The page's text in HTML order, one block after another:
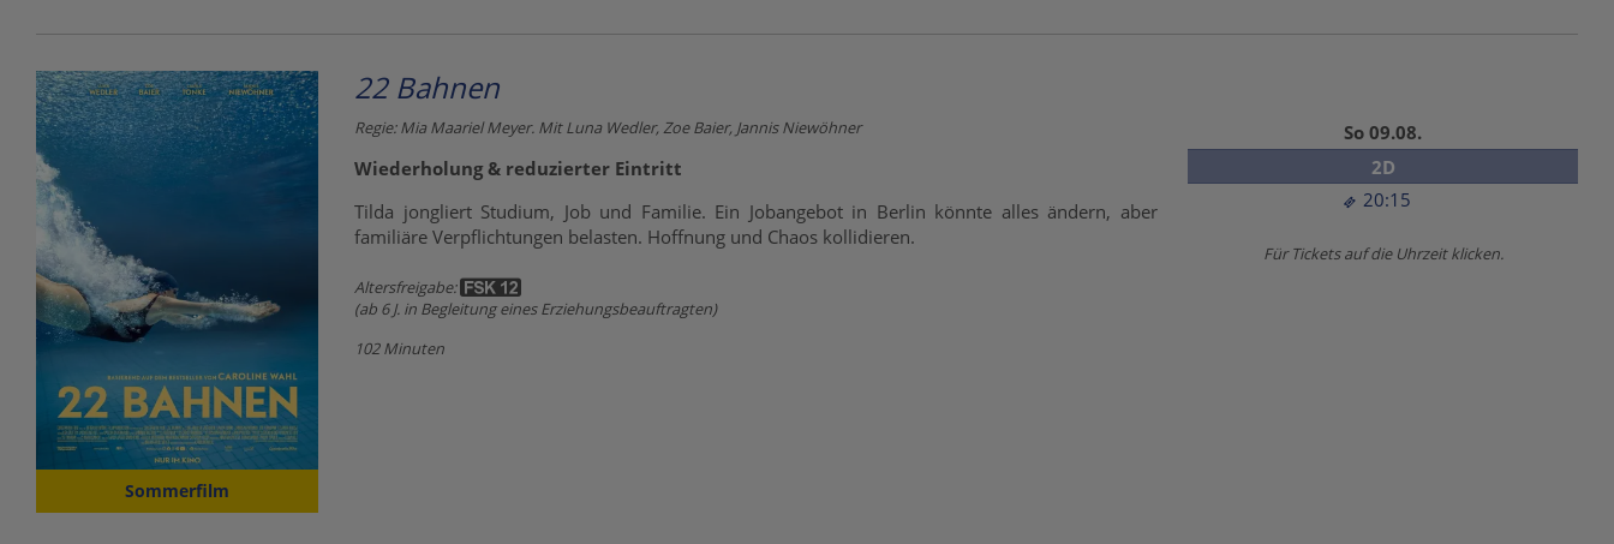
Sommerfilm
22 Bahnen
So 09.08.
20:15
2D
Für Tickets auf die Uhrzeit klicken.
Regie: Mia Maariel Meyer. Mit Luna Wedler, Zoe Baier, Jannis Niewöhner
Wiederholung & reduzierter Eintritt
Tilda jongliert Studium, Job und Familie. Ein Jobangebot in Berlin könnte alles ändern, aber
familiäre Verpflichtungen belasten. Hoffnung und Chaos kollidieren.
Altersfreigabe:
(ab 6 J. in Begleitung eines Erziehungsbeauftragten)
102 Minuten